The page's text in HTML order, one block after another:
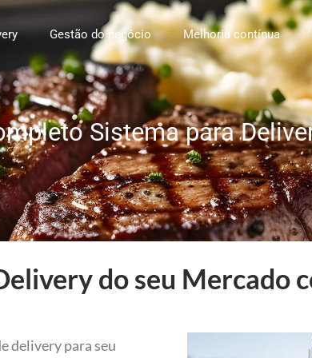
Gestão do negócio Melhoria contínua
Sistema para
do seu Mercado
delivery para seu